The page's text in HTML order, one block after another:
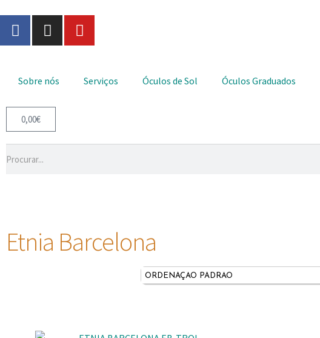
Sobre nós Serviços Óculos de Sol Óculos Graduados
0,00€
Etnia Barcelona